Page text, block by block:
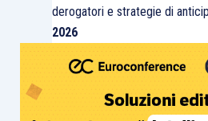
derogatori e strategie di
2026